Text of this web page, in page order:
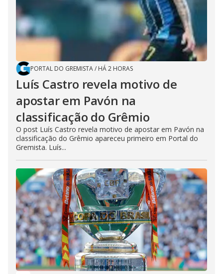
PORTAL DO GREMISTA/ HÁ 2 HORAS
Luís Castro revela motivo de
apostar em Pavón na
classificação do Grêmio
O post Luís Castro revela motivo de apostar em Pavón na
classificação do Grêmio apareceu primeiro em Portal do
Gremista. Luís...